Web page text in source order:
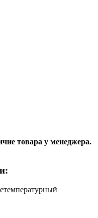
товара у менеджера.